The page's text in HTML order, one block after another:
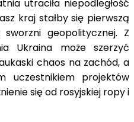
utraciła niepodległość
kraj stałby się pierwszą
geopolitycznej. Z
Ukraina może szerzyć
chaos na zachód, a
uczestnikiem projektów
się od rosyjskiej ropy i